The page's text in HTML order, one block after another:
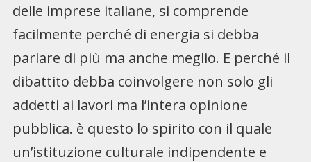
delle imprese italiane, si comprende
facilmente perché di energia si debba
parlare di più ma anche meglio. E perché il
dibattito debba coinvolgere non solo gli
addetti ai lavori ma l’intera opinione
pubblica. è questo lo spirito con il quale
un’istituzione culturale indipendente e